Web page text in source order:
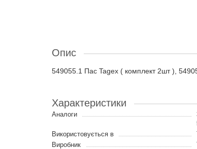
Опис
549055.1 Пас Tagex ( комплект 2шт ),
Характеристики
Аналоги
Використовується в
Виробник